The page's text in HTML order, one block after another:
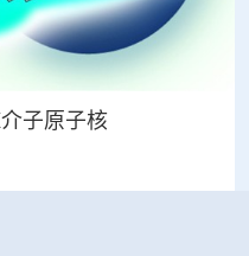
子原子核